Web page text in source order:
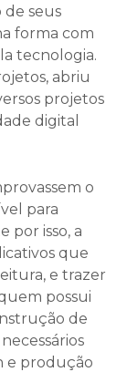
de seus
forma com
tecnologia.
abriu
projetos
digital
o
para
por isso, a
que
e trazer
possui
de
e produção